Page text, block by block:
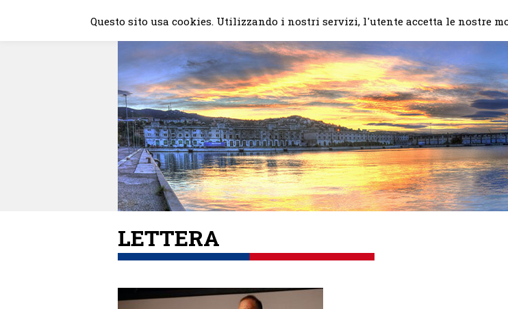
Home Il
LETTERA
Questo sito usa cookies. Utilizzando i nostri servizi, l'utente accetta le nostre